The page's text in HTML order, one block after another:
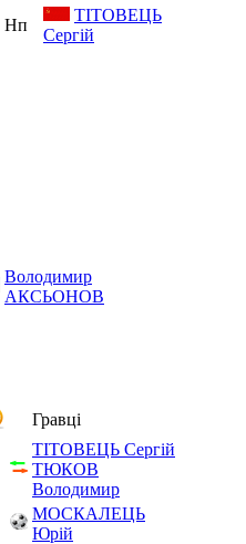
Нп
ТІТОВЕЦЬ
Сергій
Володимир
АКСЬОНОВ
Гравці
ТІТОВЕЦЬ Сергій
ТЮКОВ
Володимир
МОСКАЛЕЦЬ
Юрій